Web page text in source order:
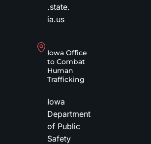
.state.
ia.us
Iowa Office
to Combat
Human
Trafficking
Iowa
Department
of Public
Safety